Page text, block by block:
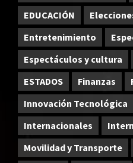
EDUCACIÓN
Entretenimiento
Espectáculos y cultura
ESTADOS
Finanzas
Innovación Tecnológica
Internacionales
Movilidad y Transporte